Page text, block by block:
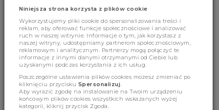
Cechy produktu
Wymiary
Niniejsza strona korzysta z plików cookie
Wykorzystujemy pliki cookie do spersonalizowania treści i
reklam, aby oferować funkcje społecznościowe i analizować
ruch w naszej witrynie. Informacje o tym, jak korzystasz z
naszej witryny, udostępniamy partnerom społecznościowym,
reklamowym i analitycznym. Partnerzy mogą połączyć te
informacje z innymi danymi otrzymanymi od Ciebie lub
uzyskanymi podczas korzystania z ich usług.
Poszczególne ustawienia plików cookies możesz zmieniać po
kliknięciu przycisku Spersonalizuj
Aby wyrazić zgodę na instalowanie na Twoim urządzeniu
końcowym plików cookies wszystkich wskazanych wyżej
kategorii, kliknij przycisk Zgoda.